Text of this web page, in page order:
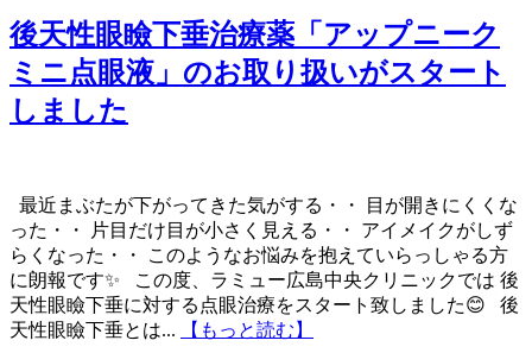
後天性眼瞼下垂治療薬「アップニーク
ミニ点眼液」のお取り扱いがスタート
しました
最近まぶたが下がってきた気がする・・ 目が開きにくくな
った・・ 片目だけ目が小さく見える・・ アイメイクがしず
らくなった・・ このようなお悩みを抱えていらっしゃる方
に朗報です✨ この度、ラミュー広島中央クリニックでは 後
天性眼瞼下垂に対する点眼治療をスタート致しました😊 後
天性眼瞼下垂とは...
【もっと読む】